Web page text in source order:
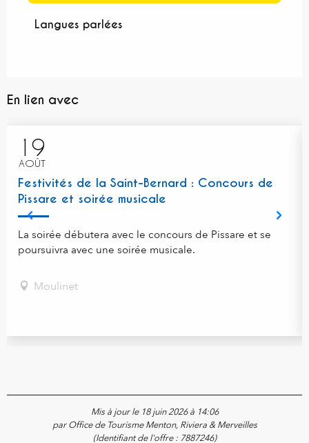
Langues parlées
Langues parlées
En lien avec
19
AOÛT
Festivités de la Saint-Bernard : Concours de
Pissare et soirée musicale
La soirée débutera avec le concours de Pissare et se
poursuivra avec une soirée musicale.
Moulinet
Mis à jour le 18 juin 2026 à 14:06
par Office de Tourisme Menton, Riviera & Merveilles
(Identifiant de l'offre : 7887246)